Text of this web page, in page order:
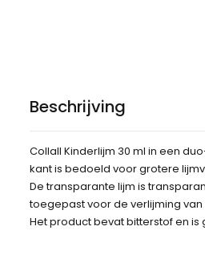
Beschrijving
Collall Kinderlijm 30 ml in een
kant is bedoeld voor grotere
De transparante lijm is
toegepast voor de verlijming van
Het product bevat bitterstof en is